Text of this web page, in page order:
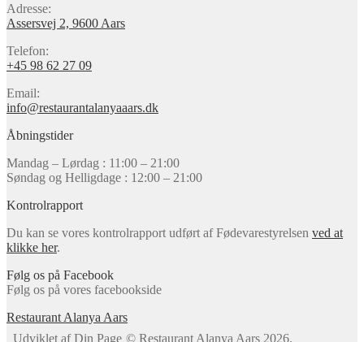
Adresse:
Assersvej 2, 9600 Aars
Telefon:
+45 98 62 27 09
Email:
info@restaurantalanyaaars.dk
Åbningstider
Mandag – Lørdag : 11:00 – 21:00
Søndag og Helligdage : 12:00 – 21:00
Kontrolrapport
Du kan se vores kontrolrapport udført af Fødevarestyrelsen ved at
klikke her.
Følg os på Facebook
Følg os på vores facebookside
Restaurant Alanya Aars
© Restaurant Alanya Aars 2026.